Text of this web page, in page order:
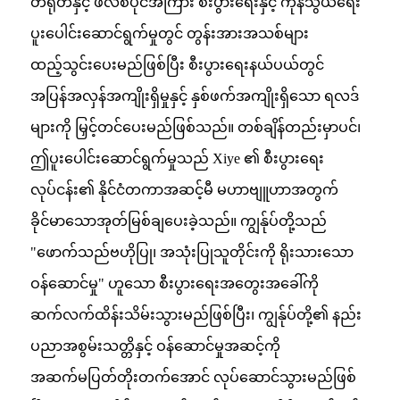
ပူးပေါင်းဆောင်ရွက်မှုတွင် တွန်းအားအသစ်များ
ထည့်သွင်းပေးမည်ဖြစ်ပြီး စီးပွားရေးနယ်ပယ်တွင်
အပြန်အလှန်အကျိုးရှိမှုနှင့် နှစ်ဖက်အကျိုးရှိသော ရလဒ်
များကို မြှင့်တင်ပေးမည်ဖြစ်သည်။ တစ်ချိန်တည်းမှာပင်၊
ဤပူးပေါင်းဆောင်ရွက်မှုသည် Xiye ၏ စီးပွားရေး
လုပ်ငန်း၏ နိုင်ငံတကာအဆင့်မီ မဟာဗျူဟာအတွက်
ခိုင်မာသောအုတ်မြစ်ချပေးခဲ့သည်။ ကျွန်ုပ်တို့သည်
"ဖောက်သည်ဗဟိုပြု၊ အသုံးပြုသူတိုင်းကို ရိုးသားသော
ဝန်ဆောင်မှု" ဟူသော စီးပွားရေးအတွေးအခေါ်ကို
ဆက်လက်ထိန်းသိမ်းသွားမည်ဖြစ်ပြီး၊ ကျွန်ုပ်တို့၏ နည်း
ပညာအစွမ်းသတ္တိနှင့် ဝန်ဆောင်မှုအဆင့်ကို
အဆက်မပြတ်တိုးတက်အောင် လုပ်ဆောင်သွားမည်ဖြစ်